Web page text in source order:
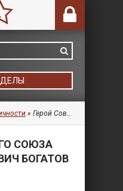
» Герой Советского Союза Павел Михайлович Богатов [Листовка]
СОЮЗА
БОГАТОВ